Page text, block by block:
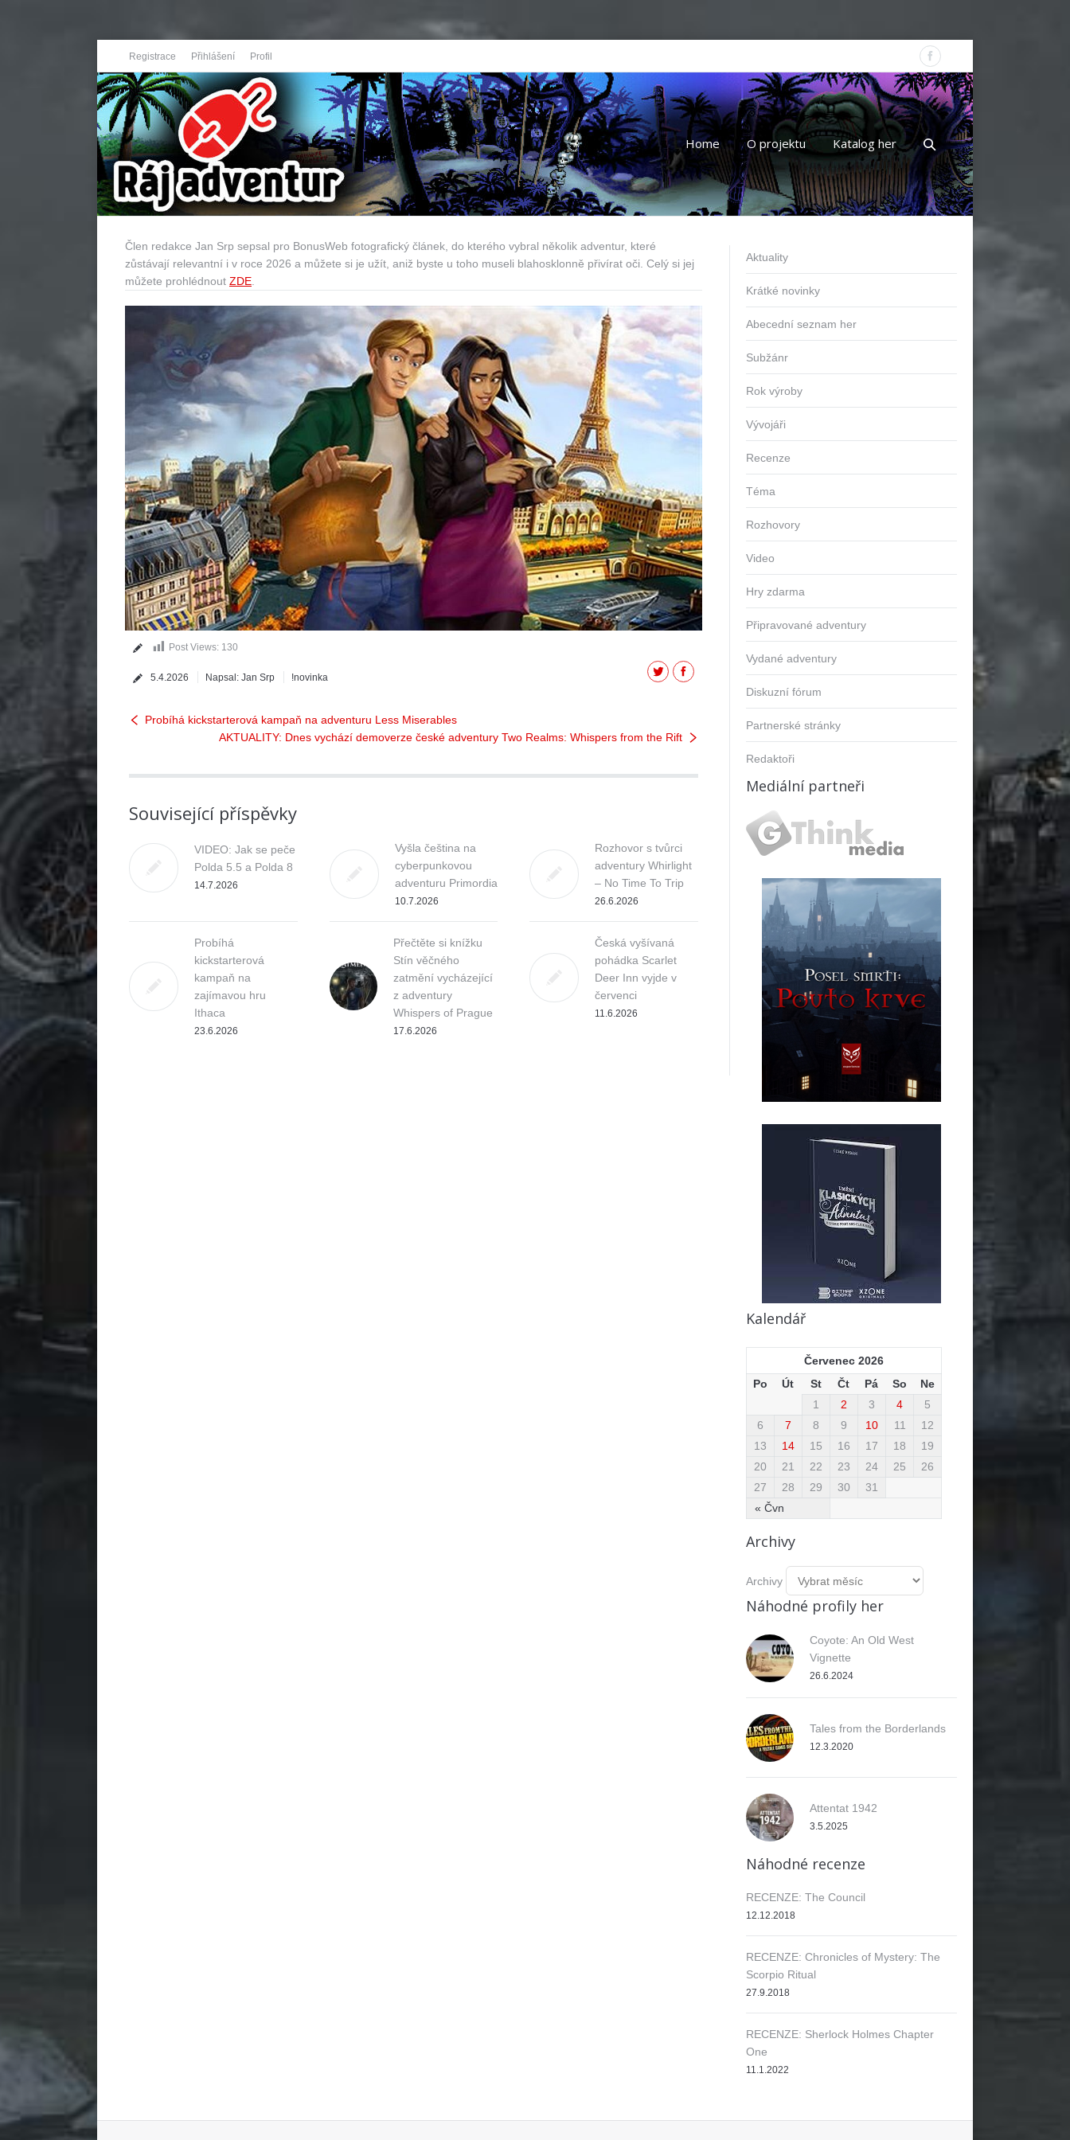
Registrace Přihlášení Profil
Home O projektu Katalog her
Člen redakce Jan Srp sepsal pro BonusWeb fotografický článek, do kterého vybral několik adventur, které
zůstávají relevantní i v roce 2026 a můžete si je užít, aniž byste u toho museli blahosklonně přivírat oči. Celý si jej
můžete prohlédnout ZDE
Post Views: 130
5.4.2026 Napsal: Jan Srp !novinka
Facebook
Twitter
Probíhá kickstarterová kampaň na adventuru Less Miserables
AKTUALITY: Dnes vychází demoverze české adventury Two Realms: Whispers from the Rift
Související příspěvky
VIDEO: Jak se peče
Polda 5.5 a Polda 8
14.7.2026
Vyšla čeština na
cyberpunkovou
adventuru Primordia
10.7.2026
Rozhovor s tvůrci
adventury Whirlight
– No Time To Trip
26.6.2026
Probíhá
kickstarterová
kampaň na
zajímavou hru
Ithaca
23.6.2026
Přečtěte si knížku
Stín věčného
zatmění vycházející
z adventury
Whispers of Prague
17.6.2026
Česká vyšívaná
pohádka Scarlet
Deer Inn vyjde v
červenci
11.6.2026
Aktuality
Krátké novinky
Abecední seznam her
Subžánr
Rok výroby
Vývojáři
Recenze
Téma
Rozhovory
Video
Hry zdarma
Připravované adventury
Vydané adventury
Diskuzní fórum
Partnerské stránky
Redaktoři
Mediální partneři
Kalendář
Červenec 2026
Po
Út St Čt Pá So Ne
« Čvn
1 2 3 4
5
6
7 8 9 10 11
12
13
14 15 16 17 18
19
20
21 22 23 24 25
26
27
28 29 30 31
Archivy
Archivy
Náhodné profily her
Coyote: An Old West
Vignette
26.6.2024
Tales from the Borderlands
12.3.2020
Attentat 1942
3.5.2025
Náhodné recenze
RECENZE: The Council
12.12.2018
RECENZE: Chronicles of Mystery: The
Scorpio Ritual
27.9.2018
RECENZE: Sherlock Holmes Chapter
One
11.1.2022